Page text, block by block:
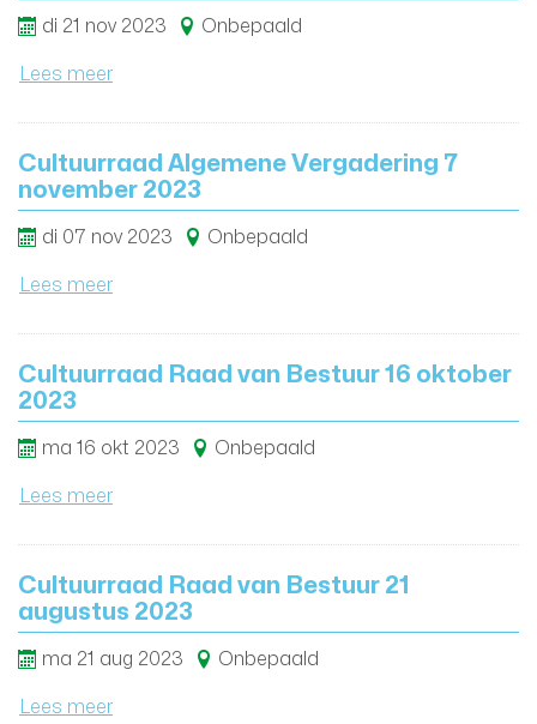
di 21 nov 2023 Onbepaald
Lees meer
Cultuurraad Algemene Vergadering 7
november 2023
di 07 nov 2023 Onbepaald
Lees meer
Cultuurraad Raad van Bestuur 16 oktober
2023
ma 16 okt 2023 Onbepaald
Lees meer
Cultuurraad Raad van Bestuur 21
augustus 2023
ma 21 aug 2023 Onbepaald
Lees meer